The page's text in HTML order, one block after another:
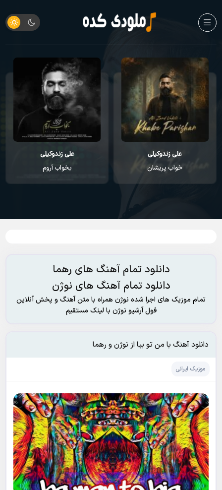
علی زندوکیلی
خواب پریشان
علی زندوکیلی
بخواب آروم
دانلود تمام آهنگ های رهما
دانلود تمام آهنگ های نوژن
تمام موزیک های اجرا شده نوژن همراه با متن آهنگ و پخش آنلاین
فول آرشیو نوژن با لینک مستقیم
دانلود آهنگ با من تو بیا از نوژن و رهما
موزیک ایرانی